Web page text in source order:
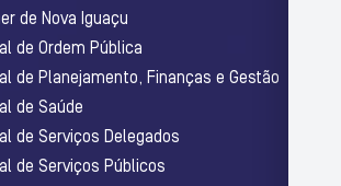
de Nova Iguaçu
de Ordem Pública
de Planejamento, Finanças e Gestão
de Saúde
de Serviços Delegados
de Serviços Públicos